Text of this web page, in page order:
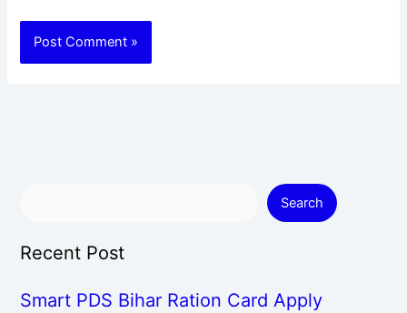
Search
Recent Post
Smart PDS Bihar Ration Card Apply